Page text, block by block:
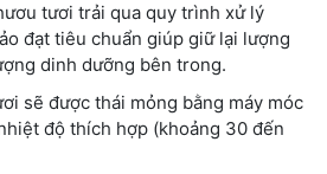
tươi trải qua quy trình xử lý
đạt tiêu chuẩn giúp giữ lại lượng
dinh dưỡng bên trong.
sẽ được thái mỏng bằng máy móc
độ thích hợp (khoảng 30 đến